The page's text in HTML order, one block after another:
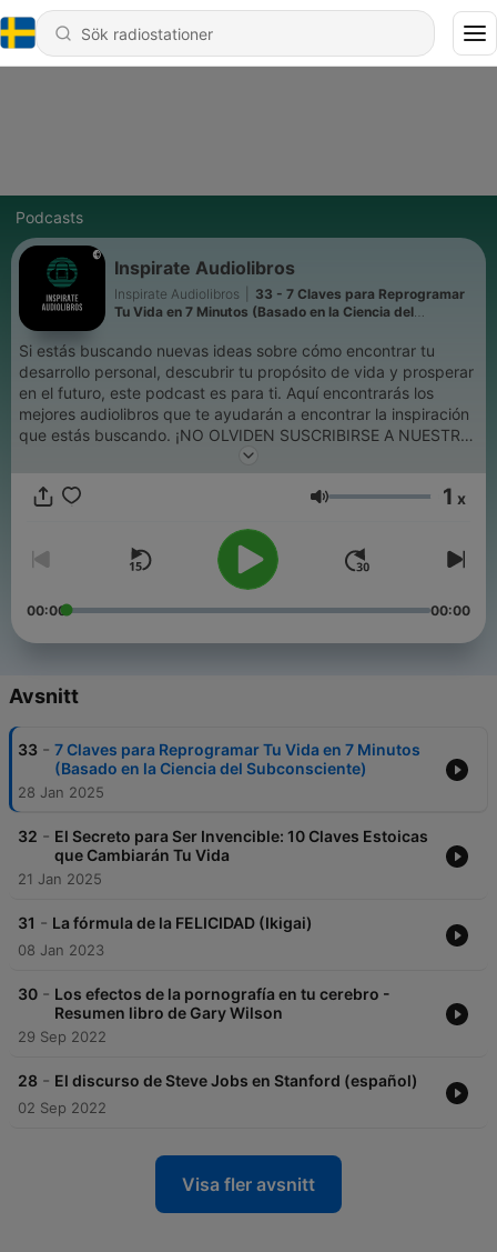
Podcasts
Inspirate Audiolibros
Inspirate Audiolibros
33 - 7 Claves para Reprogramar
Tu Vida en 7 Minutos (Basado en la Ciencia del
Si estás buscando nuevas ideas sobre cómo encontrar tu
desarrollo personal, descubrir tu propósito de vida y prosperar
en el futuro, este podcast es para ti. Aquí encontrarás los
mejores audiolibros que te ayudarán a encontrar la inspiración
que estás buscando. ¡NO OLVIDEN SUSCRIBIRSE A NUESTRO
Volym 1 x
00:00 00:00
Avsnitt
33 - 7 Claves para Reprogramar Tu Vida en 7 Minutos
(Basado en la Ciencia del Subconsciente)
28 Jan 2025
32 - El Secreto para Ser Invencible: 10 Claves Estoicas
que Cambiarán Tu Vida
21 Jan 2025
31 - La fórmula de la FELICIDAD (Ikigai)
08 Jan 2023
30 - Los efectos de la pornografía en tu cerebro -
Resumen libro de Gary Wilson
29 Sep 2022
28 - El discurso de Steve Jobs en Stanford (español)
02 Sep 2022
Visa fler avsnitt